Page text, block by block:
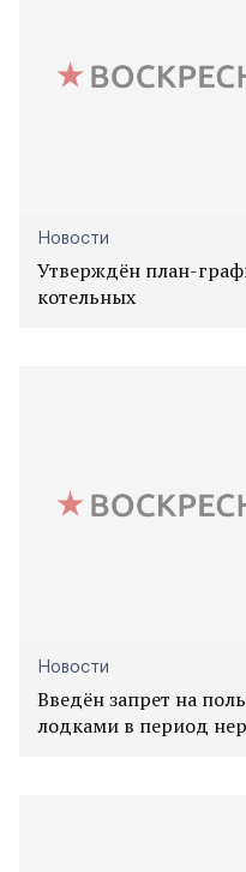
Новости
Утверждён план-
котельных
Новости
Введён запрет на
лодками в период